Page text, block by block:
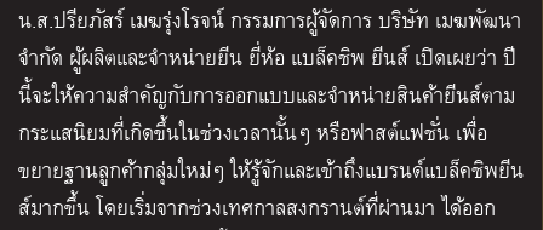
น.ส.ปรียภัสร์ เมฆรุ่งโรจน์ กรรมการผู้จัดการ บริษัท เมฆพัฒนา
จำกัด ผู้ผลิตและจำหน่ายยีน ยี่ห้อ แบล็คชิพ ยีนส์ เปิดเผยว่า ปี
นี้จะให้ความสำคัญกับการออกแบบและจำหน่ายสินค้ายีนส์ตาม
กระแสนิยมที่เกิดขึ้นในช่วงเวลานั้นๆ หรือฟาสต์แฟชั่น เพื่อ
ขยายฐานลูกค้ากลุ่มใหม่ๆ ให้รู้จักและเข้าถึงแบรนด์แบล็คชิพยีน
ส์มากขึ้น โดยเริ่มจากช่วงเทศกาลสงกรานต์ที่ผ่านมา ได้ออก